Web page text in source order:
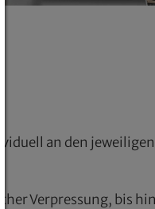
an den jeweiligen
Verpressung, bis hin